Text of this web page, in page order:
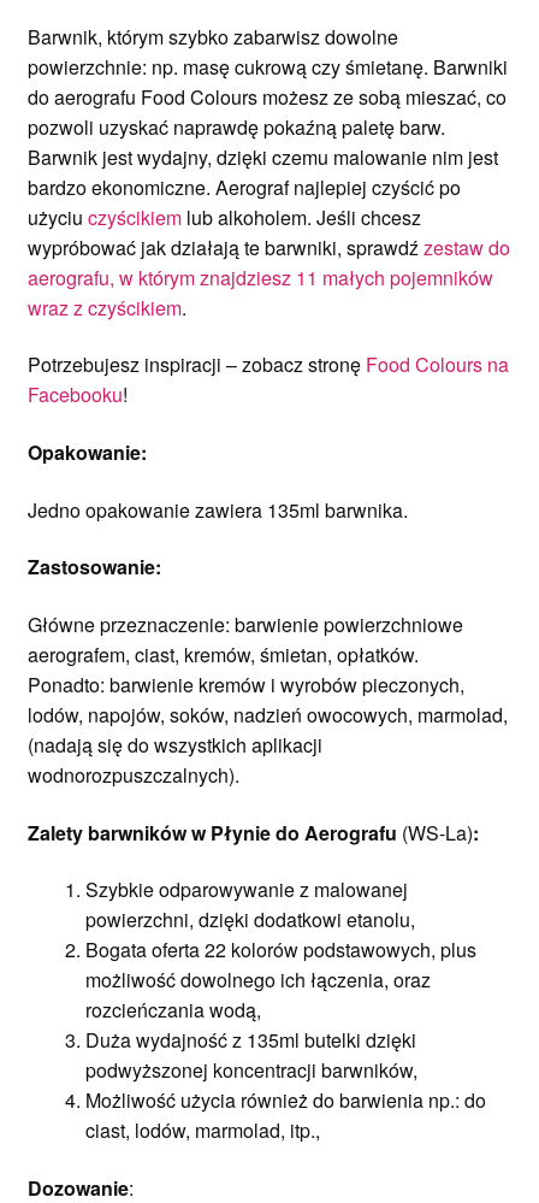
Barwnik, którym szybko zabarwisz dowolne
powierzchnie: np. masę cukrową czy śmietanę. Barwniki
do aerografu Food Colours możesz ze sobą mieszać, co
pozwoli uzyskać naprawdę pokaźną paletę barw.
Barwnik jest wydajny, dzięki czemu malowanie nim jest
bardzo ekonomiczne. Aerograf najlepiej czyścić po
użyciu czyścikiemlub alkoholem. Jeśli chcesz
wypróbować jak działają te barwniki, sprawdźzestaw do
aerografu, w którym znajdziesz 11 małych pojemników
wraz z czyścikiem.
Potrzebujesz inspiracji – zobacz stronęFood Colours na
Facebooku!
Opakowanie:
Jedno opakowanie zawiera 135ml barwnika.
Zastosowanie:
Główne przeznaczenie: barwienie powierzchniowe
aerografem, ciast, kremów, śmietan, opłatków.
Ponadto: barwienie kremów i wyrobów pieczonych,
lodów, napojów, soków, nadzień owocowych, marmolad,
(nadają się do wszystkich aplikacji
wodnorozpuszczalnych).
Zalety barwników w Płynie do Aerografu (WS-La):
Szybkie odparowywanie z malowanej
powierzchni, dzięki dodatkowi etanolu,
Bogata oferta 22 kolorów podstawowych, plus
możliwość dowolnego ich łączenia, oraz
rozcieńczania wodą,
Duża wydajność z 135ml butelki dzięki
podwyższonej koncentracji barwników,
Możliwość użycia również do barwienia np.: do
ciast, lodów, marmolad, itp.,
Dozowanie: